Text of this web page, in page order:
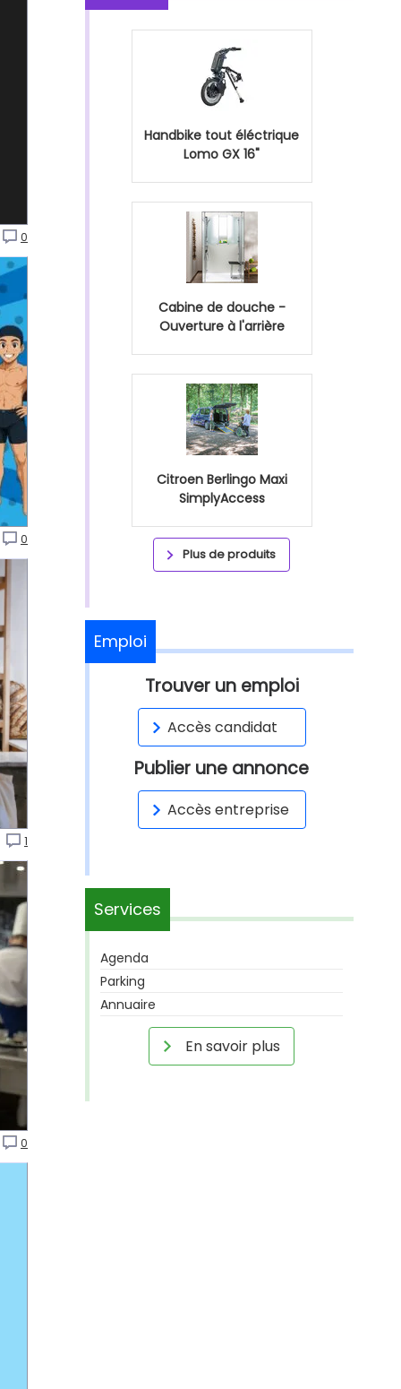
0
0
1
0
Handbike tout éléctrique
Lomo GX 16"
Cabine de douche -
Ouverture à l'arrière
Citroen Berlingo Maxi
SimplyAccess
Plus de produits
Emploi
Trouver un emploi
Accès candidat
Publier une annonce
Accès entreprise
Services
Agenda
Parking
Annuaire
En savoir plus